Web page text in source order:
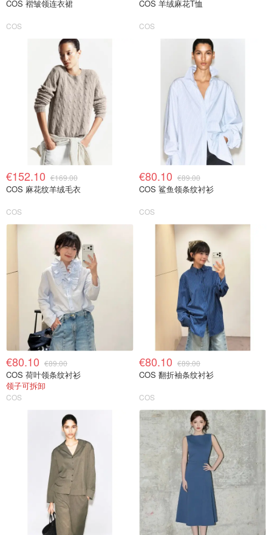
COS 褶皱领连衣裙
COS
COS 羊绒麻花T恤
COS
€152.10 €169.00
COS 麻花纹羊绒毛衣
COS
€80.10 €89.00
COS 鲨鱼领条纹衬衫
COS
€80.10 €89.00
COS 荷叶领条纹衬衫
领子可拆卸
COS
€80.10 €89.00
COS 翻折袖条纹衬衫
COS